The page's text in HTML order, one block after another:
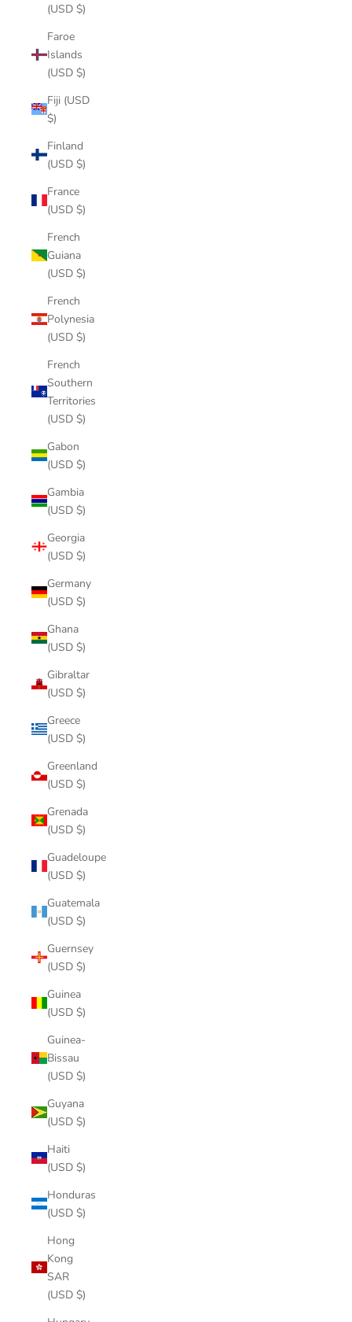
(USD $)
Faroe
Islands
(USD $)
Fiji (USD
$)
Finland
(USD $)
France
(USD $)
French
Guiana
(USD $)
French
Polynesia
(USD $)
French
Southern
Territories
(USD $)
Gabon
(USD $)
Gambia
(USD $)
Georgia
(USD $)
Germany
(USD $)
Ghana
(USD $)
Gibraltar
(USD $)
Greece
(USD $)
Greenland
(USD $)
Grenada
(USD $)
Guadeloupe
(USD $)
Guatemala
(USD $)
Guernsey
(USD $)
Guinea
(USD $)
Guinea-
Bissau
(USD $)
Guyana
(USD $)
Haiti
(USD $)
Honduras
(USD $)
Hong
Kong
SAR
(USD $)